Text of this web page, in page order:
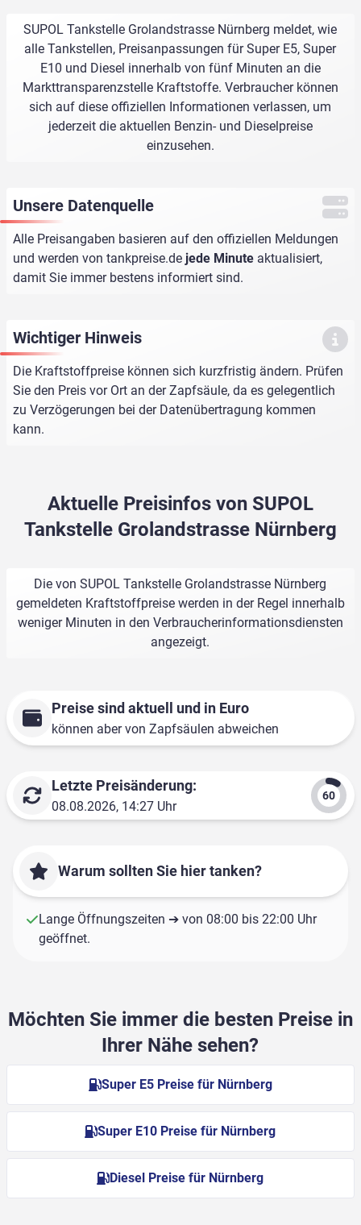
SUPOL Tankstelle Grolandstrasse Nürnberg meldet, wie
alle Tankstellen, Preisanpassungen für Super E5, Super
E10 und Diesel innerhalb von fünf Minuten an die
Markttransparenzstelle Kraftstoffe. Verbraucher können
sich auf diese offiziellen Informationen verlassen, um
jederzeit die aktuellen Benzin- und Dieselpreise
einzusehen.
Unsere Datenquelle
Alle Preisangaben basieren auf den offiziellen Meldungen
und werden von tankpreise.de jede Minute aktualisiert,
damit Sie immer bestens informiert sind.
Wichtiger Hinweis
Die Kraftstoffpreise können sich kurzfristig ändern. Prüfen
Sie den Preis vor Ort an der Zapfsäule, da es gelegentlich
zu Verzögerungen bei der Datenübertragung kommen
kann.
Aktuelle Preisinfos von SUPOL
Tankstelle Grolandstrasse Nürnberg
Die von SUPOL Tankstelle Grolandstrasse Nürnberg
gemeldeten Kraftstoffpreise werden in der Regel innerhalb
weniger Minuten in den Verbraucherinformationsdiensten
angezeigt.
Preise sind aktuell und in Euro
können aber von Zapfsäulen abweichen
Letzte Preisänderung:
08.08.2026, 14:27 Uhr
Warum sollten Sie hier tanken?
Lange Öffnungszeiten ➔ von 08:00 bis 22:00 Uhr
geöffnet.
Möchten Sie immer die besten Preise in
Ihrer Nähe sehen?
Super E5 Preise für Nürnberg
Super E10 Preise für Nürnberg
Diesel Preise für Nürnberg